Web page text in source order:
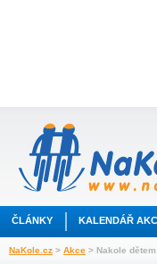
ČLÁNKY KALENDÁŘ
NaKole.cz > Akce > Nakole dětem